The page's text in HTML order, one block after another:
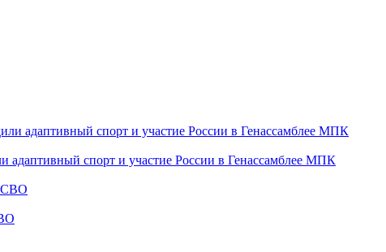
адаптивный спорт и участие России в Генассамблее МПК